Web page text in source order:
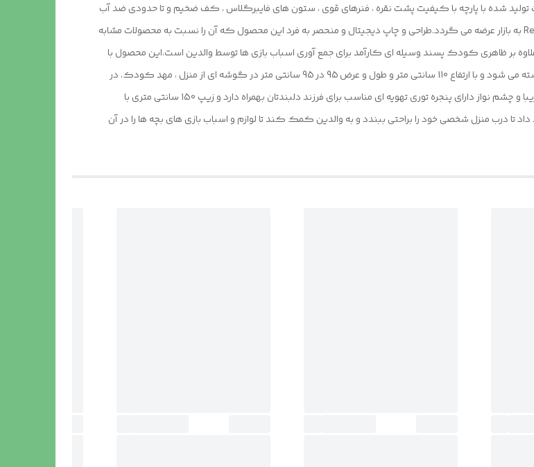
شده با پارچه با کیفیت پشت نقره ، فنرهای قوی ، ستون های فایبرگلاس ، کف ضخیم و تا حدودی ضد آب
که با افتخار توسط یک تولیدی ایرانی (پارس)با بهترین متریال و نشان تجاری Relax به بازار عرضه می گردد.طراحی و چاپ دیجیتال و منحصر به فرد این محصول که آن را نسبت به محصولات مشابه
علاوه بر ظاهری کودک پسند وسیله ای کارآمد برای جمع آوری اسباب بازی ها توسط والدین است.این محصول با
وزن سبک ، حمل آسان و کاور دایره ای شکل 40 سانتی متری به راحتی باز و بسته می شود و با ارتفاع 110 سانتی متر و طول و عرض 95 در 95 سانتی متر در گوشه ای از منزل ، مهد کودک، در
مسافرت ها، کنار ساحل و ... قابل استفاد است.چادر بچه طرح #بن تن با ظاهری زیبا و چشم نواز دارای پنجره توری تهویه ای مناسب برای فرزند دلبندتان بهمراه دارد و زیپ 150 سانتی متری با
درب منزل شخصی خود را براحتی ببندد و به والدین کمک کند تا لوازم و اسباب بازی های بچه ها را در آن